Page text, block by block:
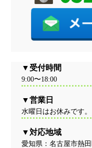
受付時間
9:00〜18:00
営業日
水曜日はお休みです。
対応地域
愛知県：名古屋市熱